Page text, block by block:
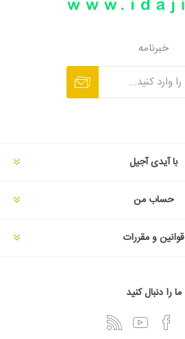
خبرنامه
با آیدی آجیل
حساب من
قوانین و مقررات
ما را دنبال کنید